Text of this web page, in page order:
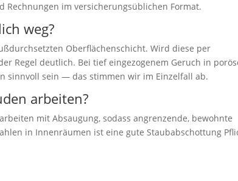
im versicherungsüblichen Format.
weg?
Oberflächenschicht. Wird diese per
Regel deutlich. Bei tief eingezogenem Geruch in
sinnvoll sein — das stimmen wir im Einzelfall ab.
arbeiten?
mit Absaugung, sodass angrenzende, bewohnte
in Innenräumen ist eine gute Staubabschottung